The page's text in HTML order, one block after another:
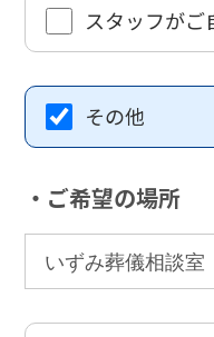
スタッフがご
その他
・ご希望の場所